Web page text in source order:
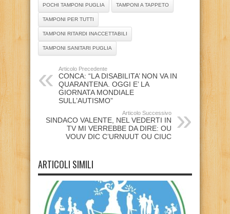
POCHI TAMPONI PUGLIA TAMPONI A TAPPETO
TAMPONI PER TUTTI
TAMPONI RITARDI INACCETTABILI
TAMPONI SANITARI PUGLIA
Articolo Precedente
CONCA: “LA DISABILITA’ NON VA IN
QUARANTENA. OGGI E’ LA
GIORNATA MONDIALE
SULL’AUTISMO”
Articolo Successivo
SINDACO VALENTE, NEL VEDERTI IN
TV MI VERREBBE DA DIRE: OU
VOUV DIC C’URNUUT OU CIUC
ARTICOLI SIMILI